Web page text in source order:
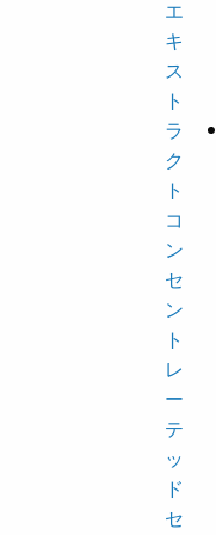
エ
キ
ス
ト
ラ
ク
ト
コ
ン
セ
ン
ト
レ
ー
テ
ッ
ド
セ